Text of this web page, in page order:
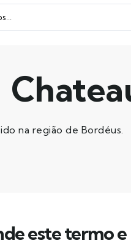
na região de Bordéus.
este termo e